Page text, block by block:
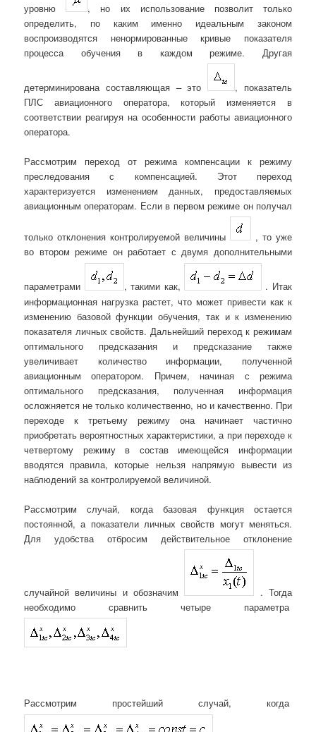
уровню
, но их использование позволит только
определить, по каким именно идеальным законом
воспроизводятся ненормированные кривые показателя
процесса обучения в каждом режиме. Другая
детерминирована составляющая – это
, показатель
ПЛС авиационного оператора, который изменяется в
соответствии реагируя на особенности работы авиационного
оператора.
Рассмотрим переход от режима компенсации к режиму
преследования с компенсацией. Этот переход
характеризуется изменением данных, предоставляемых
авиационным операторам. Если в первом режиме он получал
только отклонения контролируемой величины
, то уже
во втором режиме он работает с двумя дополнительными
параметрами , такими как,
. Итак
информационная нагрузка растет, что может привести как к
изменению базовой функции обучения, так и к изменению
показателя личных свойств. Дальнейший переход к режимам
оптимального предсказания и предсказание также
увеличивает количество информации, полученной
авиационным оператором. Причем, начиная с режима
оптимального предсказания, полученная информация
осложняется не только количественно, но и качественно. При
переходе к третьему режиму она начинает частично
приобретать вероятностных характеристики, а при переходе к
четвертому режиму в состав имеющейся информации
вводятся правила, которые нельзя напрямую вывести из
наблюдений за контролируемой величиной.
Рассмотрим случай, когда базовая функция остается
постоянной, а показатели личных свойств могут меняться.
Для удобства отбросим действительное отклонение
случайной величины и обозначим
. Тогда
необходимо сравнить четыре параметра
Рассмотрим простейший случай, когда